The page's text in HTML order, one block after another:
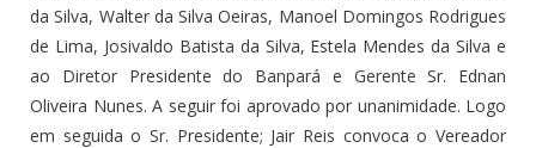
da Silva, Walter da Silva Oeiras, Manoel Domingos Rodrigues
de Lima, Josivaldo Batista da Silva, Estela Mendes da Silva e
ao Diretor Presidente do Banpará e Gerente Sr. Ednan
Oliveira Nunes. A seguir foi aprovado por unanimidade. Logo
em seguida o Sr. Presidente; Jair Reis convoca o Vereador